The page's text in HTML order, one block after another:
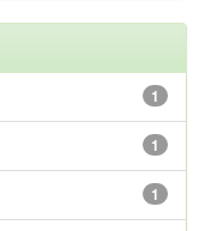
1
1
1